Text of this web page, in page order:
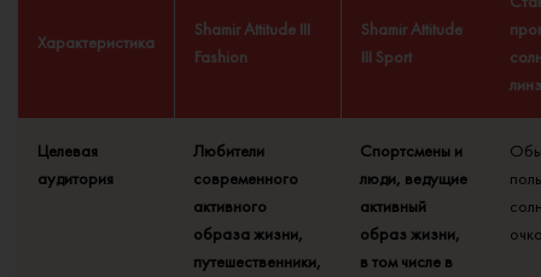
Характеристика
Shamir Attitude III
Fashion
Shamir Attitude
III Sport
Целевая
аудитория
Любители
современного
активного
образа жизни,
путешественники,
Спортсмены и
люди, ведущие
активный
образ жизни,
в том числе в